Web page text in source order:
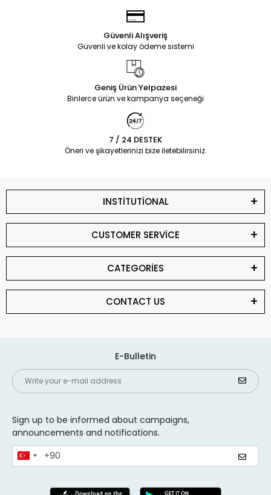
Güvenli Alışveriş
Güvenli ve kolay ödeme sistemi
Geniş Ürün Yelpazesi
Binlerce ürün ve kampanya seçeneği
7 / 24 DESTEK
Öneri ve şikayetlerinizi bize iletebilirsiniz.
INSTİTUTİONAL
CUSTOMER SERVİCE
CATEGORİES
CONTACT US
E-Bulletin
Sign up to be informed about campaigns,
announcements and notifications.